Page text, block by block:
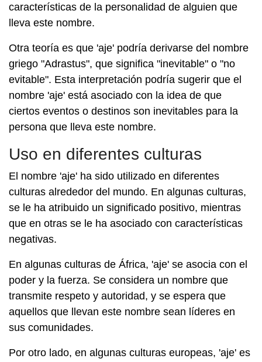
características de la personalidad de alguien que
lleva este nombre.
Otra teoría es que 'aje' podría derivarse del nombre
griego "Adrastus", que significa "inevitable" o "no
evitable". Esta interpretación podría sugerir que el
nombre 'aje' está asociado con la idea de que
ciertos eventos o destinos son inevitables para la
persona que lleva este nombre.
Uso en diferentes culturas
El nombre 'aje' ha sido utilizado en diferentes
culturas alrededor del mundo. En algunas culturas,
se le ha atribuido un significado positivo, mientras
que en otras se le ha asociado con características
negativas.
En algunas culturas de África, 'aje' se asocia con el
poder y la fuerza. Se considera un nombre que
transmite respeto y autoridad, y se espera que
aquellos que llevan este nombre sean líderes en
sus comunidades.
Por otro lado, en algunas culturas europeas, 'aje' es